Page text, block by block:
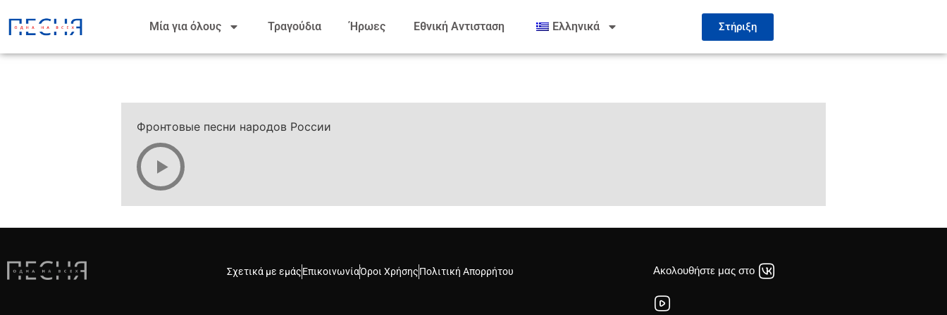
Μία για όλους Τραγούδια Ήρωες Εθνική Αντισταση Ελληνικά Στήριξη
Фронтовые песни народов России
Σχετικά με εμάςΕπικοινωνίαΌροι ΧρήσηςΠολιτική Απορρήτου Ακολουθήστε μας στο